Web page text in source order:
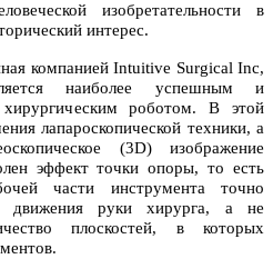
изобретательности в
интерес.
компанией Intuitive Surgical Inc,
наиболее успешным и
роботом. В этой
лапароскопической техники, а
(3D) изображение
эффект точки опоры, то есть
части инструмента точно
движения руки хирурга, а не
плоскостей, в которых